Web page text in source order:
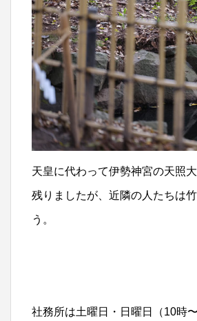
天皇に代わって伊勢神宮の天照
残りましたが、近隣の人たちは
う。
社務所は土曜日・日曜日（10時